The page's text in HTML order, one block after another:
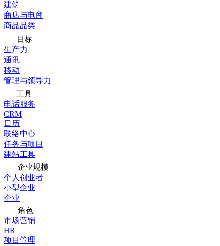
建筑
商店与电商
商品品类
目标
生产力
通讯
移动
管理与领导力
工具
电话服务
CRM
日历
联络中心
任务与项目
建站工具
企业规模
个人创业者
小型企业
企业
角色
市场营销
HR
项目管理